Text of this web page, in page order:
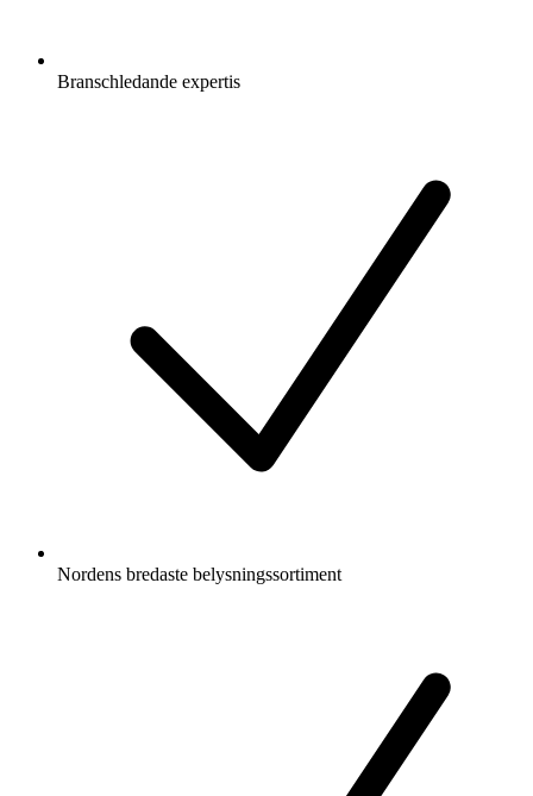
Branschledande expertis
Nordens bredaste belysningssortiment